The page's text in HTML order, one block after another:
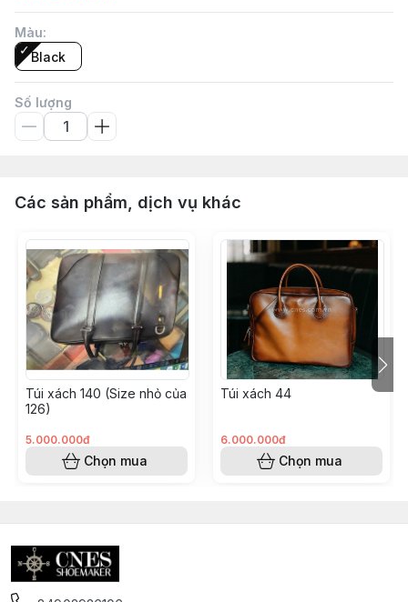
Màu:
Black
Số lượng
Các sản phẩm, dịch vụ khác
Túi xách 140 (Size nhỏ của
126)
5.000.000đ
Chọn mua
Túi xách 44
6.000.000đ
Chọn mua